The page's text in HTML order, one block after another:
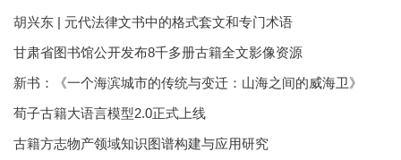
胡兴东 | 元代法律文书中的格式套文和专门术语
甘肃省图书馆公开发布8千多册古籍全文影像资源
新书：《一个海滨城市的传统与变迁：山海之间的威海卫》
荀子古籍大语言模型2.0正式上线
古籍方志物产领域知识图谱构建与应用研究